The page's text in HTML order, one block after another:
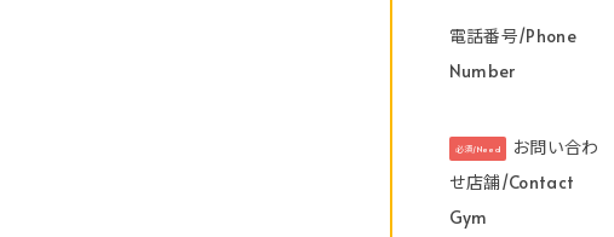
電話番号/Phone
Number
必須/Need
お問い合わ
せ店舗/Contact
Gym